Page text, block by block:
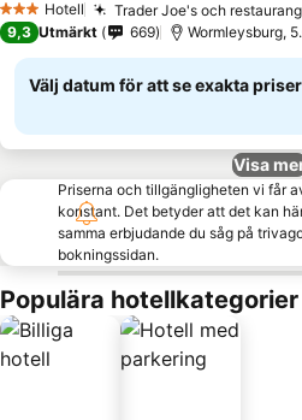
3 StjärnorHotell Trader Joe's och
9,3 Utmärkt 669 Wormleysburg,
Välj datum för att se exakta priser
Visa
Priserna och tillgängligheten vi får
konstant. Det betyder att det kan
samma erbjudande du såg på
bokningssidan.
Populära